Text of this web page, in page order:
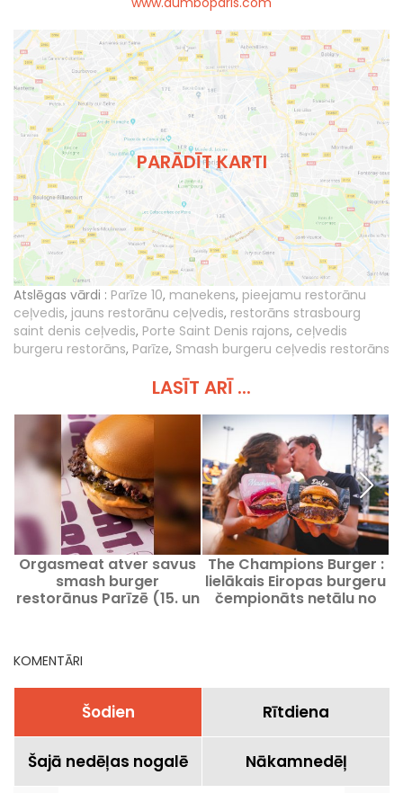
PARĀDĪT KARTI
Atslēgas vārdi : Parīze 10, manekens, pieejamu restorānu
ceļvedis, jauns restorānu ceļvedis, restorāns strasbourg
saint denis ceļvedis, Porte Saint Denis rajons, ceļvedis
burgeru restorāns, Parīze, Smash burgeru ceļvedis restorāns
LASĪT ARĪ ...
Orgasmeat atver savus
smash burger
restorānus Parīzē (15. un
The Champions Burger :
lielākais Eiropas burgeru
čempionāts netālu no
KOMENTĀRI
Šodien Rītdiena
Šajā nedēļas nogalē Nākamnedēļ